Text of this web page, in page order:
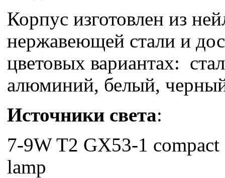
Корпус изготовлен из
нержавеющей стали и
цветовых вариантах:
алюминий, белый,
Источники света:
7-9W T2 GX53-1 compact
lamp